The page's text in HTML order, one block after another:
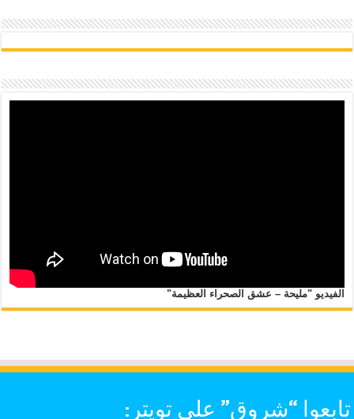
الفيديو "مليحة – عشق الصحراء العظيمة"
تابعوا “شروق” على تويتر: